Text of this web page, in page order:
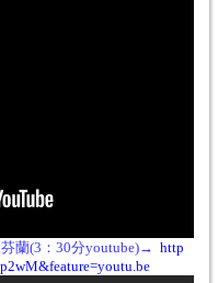
蘭(3 ：30分youtube)→ http